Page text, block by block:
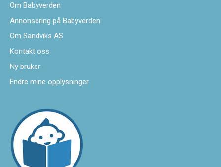
Om Babyverden
Annonsering på Babyverden
Om Sandviks AS
Kontakt oss
Ny bruker
Endre mine opplysninger